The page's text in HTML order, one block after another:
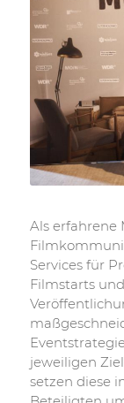
Als erfahrene
Servicesfür
Filmstarts
jeweiligen
setzen diese